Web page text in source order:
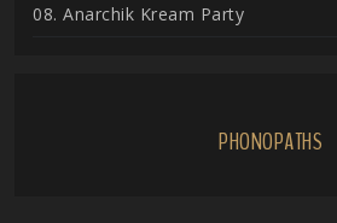
08. Anarchik Kream Party
PHONOPATHS